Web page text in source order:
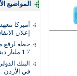
المواضيع
أميركا
إعلان
خطة لرفع
1.7 مليار دينار
في الأردن